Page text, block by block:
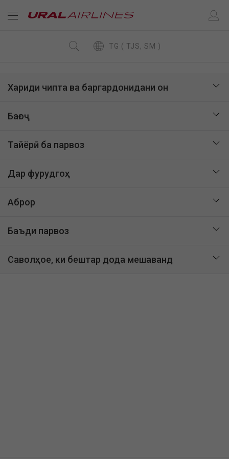
TG ( TJS, SM )
Хариди чипта ва баргардонидани он
Бағоҷ
Тайёрӣ ба парвоз
Дар фурудгоҳ
Аброр
Баъди парвоз
Саволҳое, ки бештар дода мешаванд